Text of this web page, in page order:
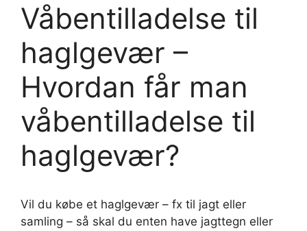
Våbentilladelse til
haglgevær –
Hvordan får man
våbentilladelse til
haglgevær?
Vil du købe et haglgevær – fx til jagt eller
samling – så skal du enten have jagttegn eller